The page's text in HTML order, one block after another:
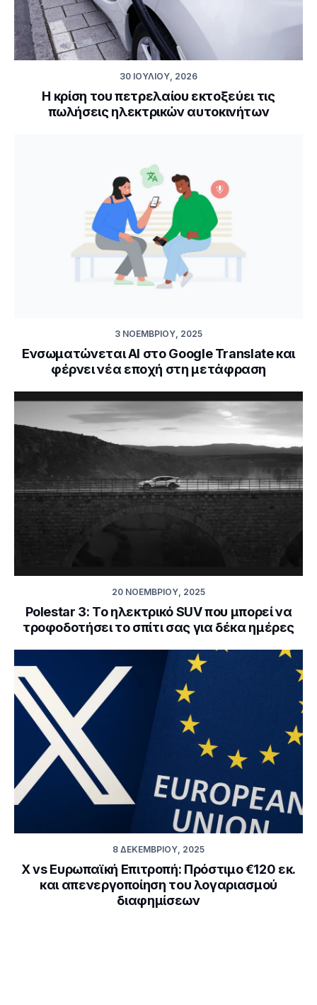
30 ΙΟΥΛΊΟΥ, 2026
Η κρίση του πετρελαίου εκτοξεύει τις
πωλήσεις ηλεκτρικών αυτοκινήτων
3 ΝΟΕΜΒΡΊΟΥ, 2025
Ενσωματώνεται AI στο Google Translate και
φέρνει νέα εποχή στη μετάφραση
20 ΝΟΕΜΒΡΊΟΥ, 2025
Polestar 3: Το ηλεκτρικό SUV που μπορεί να
τροφοδοτήσει το σπίτι σας για δέκα ημέρες
8 ΔΕΚΕΜΒΡΊΟΥ, 2025
X vs Ευρωπαϊκή Επιτροπή: Πρόστιμο €120 εκ.
και απενεργοποίηση του λογαριασμού
διαφημίσεων